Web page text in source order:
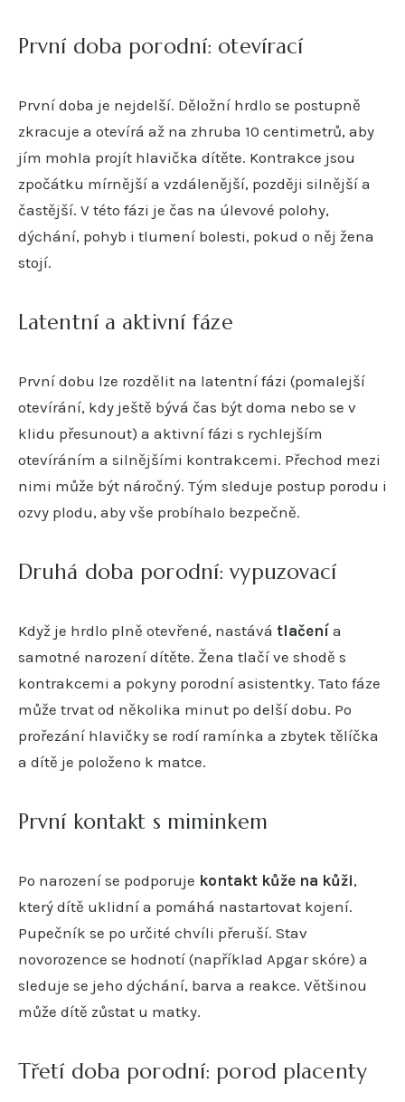
První doba porodní: otevírací
První doba je nejdelší. Děložní hrdlo se postupně
zkracuje a otevírá až na zhruba 10 centimetrů, aby
jím mohla projít hlavička dítěte. Kontrakce jsou
zpočátku mírnější a vzdálenější, později silnější a
častější. V této fázi je čas na úlevové polohy,
dýchání, pohyb i tlumení bolesti, pokud o něj žena
stojí.
Latentní a aktivní fáze
První dobu lze rozdělit na latentní fázi (pomalejší
otevírání, kdy ještě bývá čas být doma nebo se v
klidu přesunout) a aktivní fázi s rychlejším
otevíráním a silnějšími kontrakcemi. Přechod mezi
nimi může být náročný. Tým sleduje postup porodu i
ozvy plodu, aby vše probíhalo bezpečně.
Druhá doba porodní: vypuzovací
Když je hrdlo plně otevřené, nastává tlačení a
samotné narození dítěte. Žena tlačí ve shodě s
kontrakcemi a pokyny porodní asistentky. Tato fáze
může trvat od několika minut po delší dobu. Po
prořezání hlavičky se rodí ramínka a zbytek tělíčka
a dítě je položeno k matce.
První kontakt s miminkem
Po narození se podporuje kontakt kůže na kůži,
který dítě uklidní a pomáhá nastartovat kojení.
Pupečník se po určité chvíli přeruší. Stav
novorozence se hodnotí (například Apgar skóre) a
sleduje se jeho dýchání, barva a reakce. Většinou
může dítě zůstat u matky.
Třetí doba porodní: porod placenty